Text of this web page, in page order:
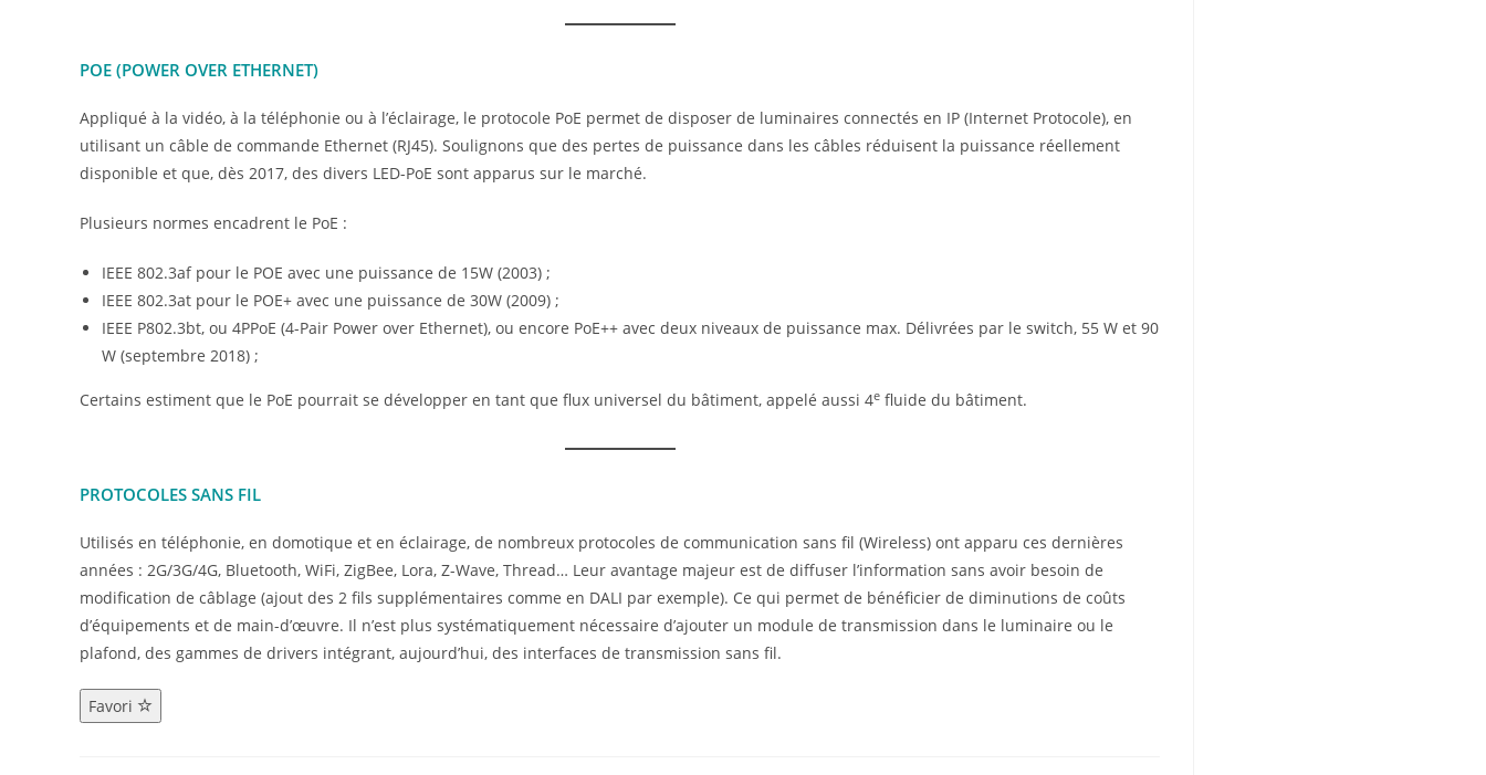
POE (POWER OVER ETHERNET)
Appliqué à la vidéo, à la téléphonie ou à l’éclairage, le protocole PoE permet de disposer de luminaires connectés en IP (Internet Protocole), en
utilisant un câble de commande Ethernet (RJ45). Soulignons que des pertes de puissance dans les câbles réduisent la puissance réellement
disponible et que, dès 2017, des divers LED-PoE sont apparus sur le marché.
Plusieurs normes encadrent le PoE :
IEEE 802.3af pour le POE avec une puissance de 15W (2003) ;
IEEE 802.3at pour le POE+ avec une puissance de 30W (2009) ;
IEEE P802.3bt, ou 4PPoE (4-Pair Power over Ethernet), ou encore PoE++ avec deux niveaux de puissance max. Délivrées par le switch, 55 W et 90
W (septembre 2018) ;
Certains estiment que le PoE pourrait se développer en tant que flux universel du bâtiment, appelé aussi 4e fluide du bâtiment.
PROTOCOLES SANS FIL
Utilisés en téléphonie, en domotique et en éclairage, de nombreux protocoles de communication sans fil (Wireless) ont apparu ces dernières
années : 2G/3G/4G, Bluetooth, WiFi, ZigBee, Lora, Z-Wave, Thread… Leur avantage majeur est de diffuser l’information sans avoir besoin de
modification de câblage (ajout des 2 fils supplémentaires comme en DALI par exemple). Ce qui permet de bénéficier de diminutions de coûts
d’équipements et de main-d’œuvre. Il n’est plus systématiquement nécessaire d’ajouter un module de transmission dans le luminaire ou le
plafond, des gammes de drivers intégrant, aujourd’hui, des interfaces de transmission sans fil.
Favori